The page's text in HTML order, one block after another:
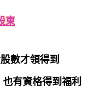
東
數才領得到
有資格得到福利